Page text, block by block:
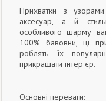
Прихватки з
аксесуар, а й
особливого шарму
100% бавовни, ці
роблять їх
прикрашати інтер'єр.
Основні переваги: